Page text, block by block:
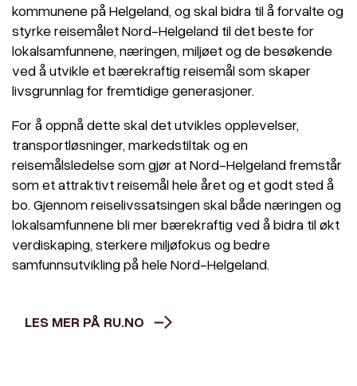
kommunene på Helgeland, og skal bidra til å forvalte og
styrke reisemålet Nord-Helgeland til det beste for
lokalsamfunnene, næringen, miljøet og de besøkende
ved å utvikle et bærekraftig reisemål som skaper
livsgrunnlag for fremtidige generasjoner.
For å oppnå dette skal det utvikles opplevelser,
transportløsninger, markedstiltak og en
reisemålsledelse som gjør at Nord-Helgeland fremstår
som et attraktivt reisemål hele året og et godt sted å
bo. Gjennom reiselivssatsingen skal både næringen og
lokalsamfunnene bli mer bærekraftig ved å bidra til økt
verdiskaping, sterkere miljøfokus og bedre
samfunnsutvikling på hele Nord-Helgeland.
LES MER PÅ RU.NO